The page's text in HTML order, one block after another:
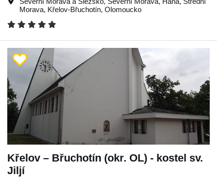
Morava, Křelov-Břuchotín, Olomoucko
Křelov – Břuchotín (okr. OL) - kostel sv.
Jiljí